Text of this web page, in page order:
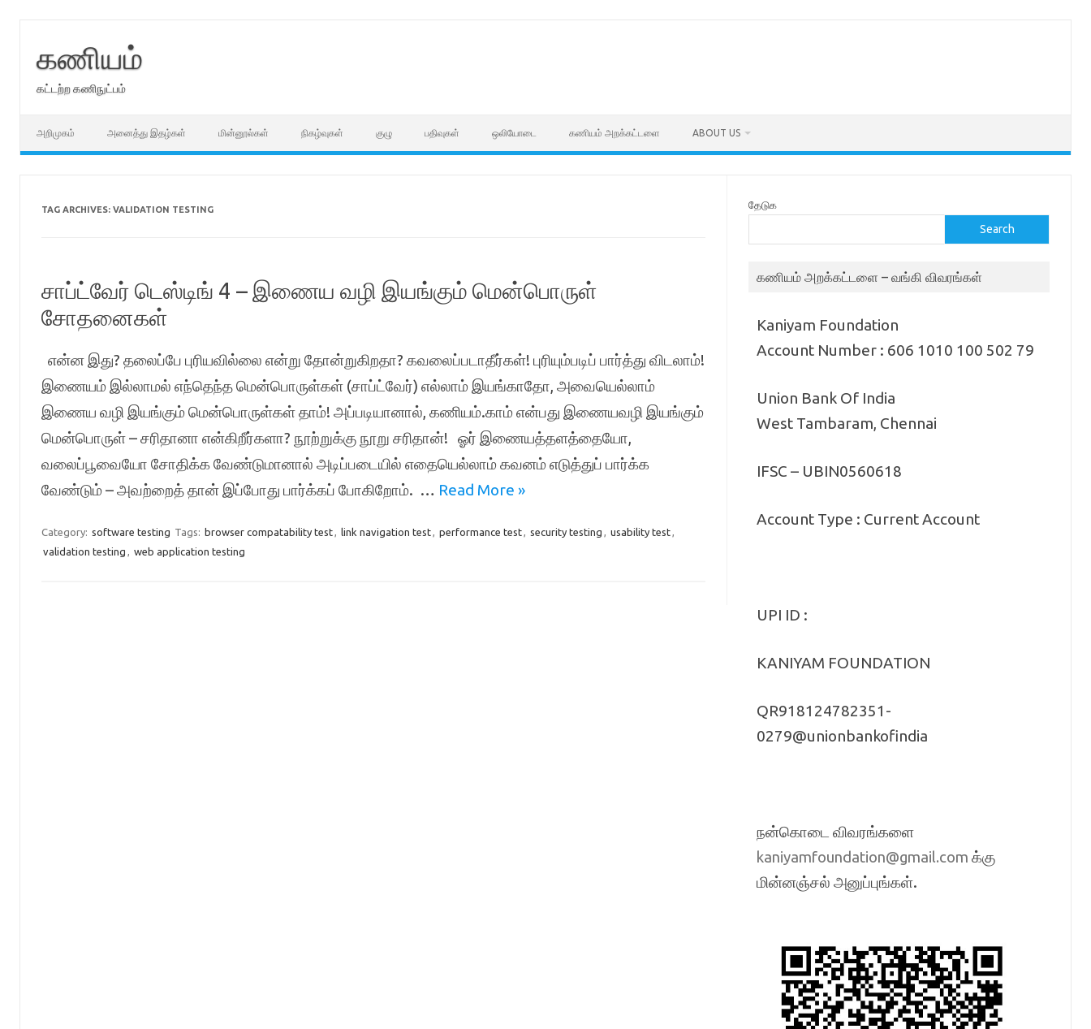
கணியம்
கட்டற்ற கணிநுட்பம்
அறிமுகம் அனைத்து இதழ்கள் மின்னூல்கள் நிகழ்வுகள் குழு பதிவுகள் ஒலியோடை கணியம் அறக்கட்டளை ABOUT US
TAG ARCHIVES: VALIDATION TESTING
சாப்ட்வேர் டெஸ்டிங் 4 – இணைய வழி இயங்கும் மென்பொருள்
சோதனைகள்
என்ன இது? தலைப்பே புரியவில்லை என்று தோன்றுகிறதா? கவலைப்படாதீர்கள்! புரியும்படிப் பார்த்து விடலாம்!
இணையம் இல்லாமல் எந்தெந்த மென்பொருள்கள் (சாப்ட்வேர்) எல்லாம் இயங்காதோ, அவையெல்லாம்
இணைய வழி இயங்கும் மென்பொருள்கள் தாம்! அப்படியானால், கணியம்.காம் என்பது இணையவழி இயங்கும்
மென்பொருள் – சரிதானா என்கிறீர்களா? நூற்றுக்கு நூறு சரிதான்! ஓர் இணையத்தளத்தையோ,
வலைப்பூவையோ சோதிக்க வேண்டுமானால் அடிப்படையில் எதையெல்லாம் கவனம் எடுத்துப் பார்க்க
வேண்டும் – அவற்றைத் தான் இப்போது பார்க்கப் போகிறோம். … Read More »
Category: software testing Tags: browser compatability test, link navigation test, performance test, security testing , usability test,
validation testing , web application testing
தேடுக
Search
கணியம் அறக்கட்டளை – வங்கி விவரங்கள்
Kaniyam Foundation
Account Number : 606 1010 100 502 79
Union Bank Of India
West Tambaram, Chennai
IFSC – UBIN0560618
Account Type : Current Account
UPI ID :
KANIYAM FOUNDATION
QR918124782351-
0279@unionbankofindia
நன்கொடை விவரங்களை
kaniyamfoundation@gmail.com க்கு
மின்னஞ்சல் அனுப்புங்கள்.